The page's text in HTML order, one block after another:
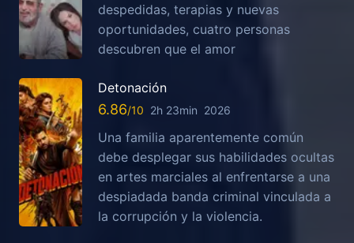
despedidas, terapias y nuevas
oportunidades, cuatro personas
descubren que el amor
Detonación
6.86 2h 23min 2026
Una familia aparentemente común
debe desplegar sus habilidades ocultas
en artes marciales al enfrentarse a una
despiadada banda criminal vinculada a
la corrupción y la violencia.